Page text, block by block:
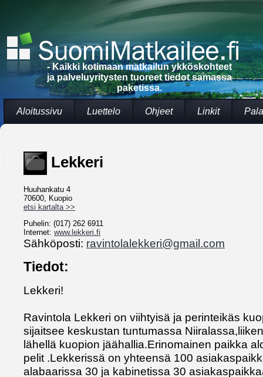
- Kaikki kotimaan matkailun ykköskohteet
ja palveluyritysten tuoreet tiedot samassa
paketissa.
Aloitussivu Luettelo Ohjeet Linkit
Lekkeri
Huuhankatu 4
70600, Kuopio
etsi kartalta >>
Puhelin: (017) 262 6911
Internet: www.lekkeri.fi
Sähköposti: ravintolalekkeri@gmail.com
Tiedot:
Lekkeri!
Ravintola Lekkeri on viihtyisä ja perinteikäs
sijaitsee keskustan tuntumassa
lähellä kuopion jäähallia.Erinomainen paikka
pelit .Lekkerissä on yhteensä 100
alabaarissa 30 ja kabinetissa 30